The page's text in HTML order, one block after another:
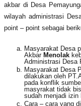
akbar di Desa
wilayah administrasi
point – point sebagai
Masyarakat Desa
Akbar Menolak
Administrasi Desa
Masyarakat Desa
dilakukan oleh
pada konflik
masyrakat tidak
sudah menjadi
Cara – cara yang